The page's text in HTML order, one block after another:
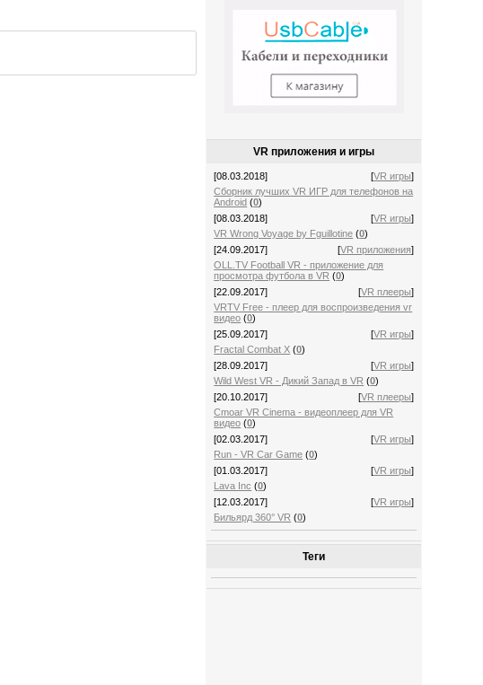
VR приложения и игры
[08.03.2018] [VR игры]
Сборник лучших VR ИГР для телефонов на
Android (0)
[08.03.2018]
[VR игры]
VR Wrong Voyage by Fguillotine (0)
[24.09.2017]
[VR приложения]
OLL.TV Football VR - приложение для
просмотра футбола в VR (0)
[22.09.2017]
[VR плееры]
VRTV Free - плеер для воспроизведения vr
видео (0)
[25.09.2017]
[VR игры]
Fractal Combat X (0)
[28.09.2017]
[VR игры]
Wild West VR - Дикий Запад в VR (0)
[20.10.2017]
[VR плееры]
Cmoar VR Cinema - видеоплеер для VR
видео (0)
[02.03.2017]
[VR игры]
Run - VR Car Game (0)
[01.03.2017]
[VR игры]
Lava Inc (0)
[12.03.2017]
[VR игры]
Бильярд 360° VR (0)
Теги